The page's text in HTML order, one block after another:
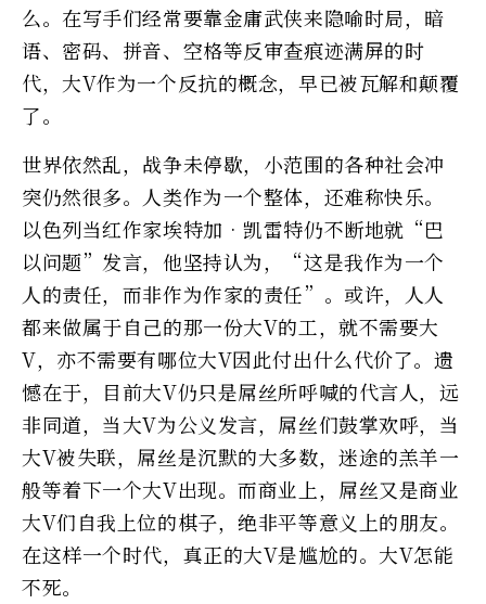
么。在写手们经常要靠金庸武侠来隐喻时局，暗
语、密码、拼音、空格等反审查痕迹满屏的时
代，大V作为一个反抗的概念，早已被瓦解和颠覆
了。
世界依然乱，战争未停歇，小范围的各种社会冲
突仍然很多。人类作为一个整体，还难称快乐。
以色列当红作家埃特加•凯雷特仍不断地就“巴
以问题”发言，他坚持认为，“这是我作为一个
人的责任，而非作为作家的责任”。或许，人人
都来做属于自己的那一份大V的工，就不需要大
V，亦不需要有哪位大V因此付出什么代价了。遗
憾在于，目前大V仍只是屌丝所呼喊的代言人，远
非同道，当大V为公义发言，屌丝们鼓掌欢呼，当
大V被失联，屌丝是沉默的大多数，迷途的羔羊一
般等着下一个大V出现。而商业上，屌丝又是商业
大V们自我上位的棋子，绝非平等意义上的朋友。
在这样一个时代，真正的大V是尴尬的。大V怎能
不死。